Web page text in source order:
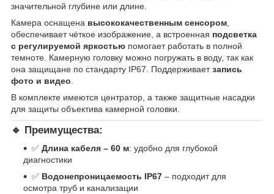
значительной глубине или длине.
Камера оснащена высококачественным сенсором
обеспечивает чёткое изображение, а встроенная подсветка
с регулируемой яркостью помогает работать в полной
темноте. Камерную головку можно погружать в воду, так как
она защищане по стандарту IP67. Поддерживаетзапись
фото и видео
В комплекте имеются центратор, а также защитные насадки
для защиты объектива камерной головки.
🔹 Преимущества:
✅ Длина кабеля – 60 м: удобно для глубокой
диагностики
✅ Водонепроницаемость IP67 – подходит для
осмотра труб и канализации